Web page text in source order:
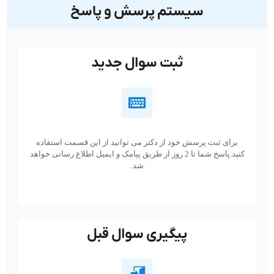
سیستم پرسش و پاسخ
ثبت سوال جدید
برای ثبت پرسش خود از دکتر می توانید از این قسمت استفاده
کنید.پاسخ شما تا 2 روز از طریق پیامک و ایمیل اطلاع رسانی خواهد
شد.
پیگیری سوال قبل